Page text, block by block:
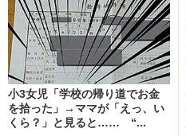
小3女児「学校の帰り道でお金
を拾った」→ママが「えっ、い
くら？」と見ると…… “...